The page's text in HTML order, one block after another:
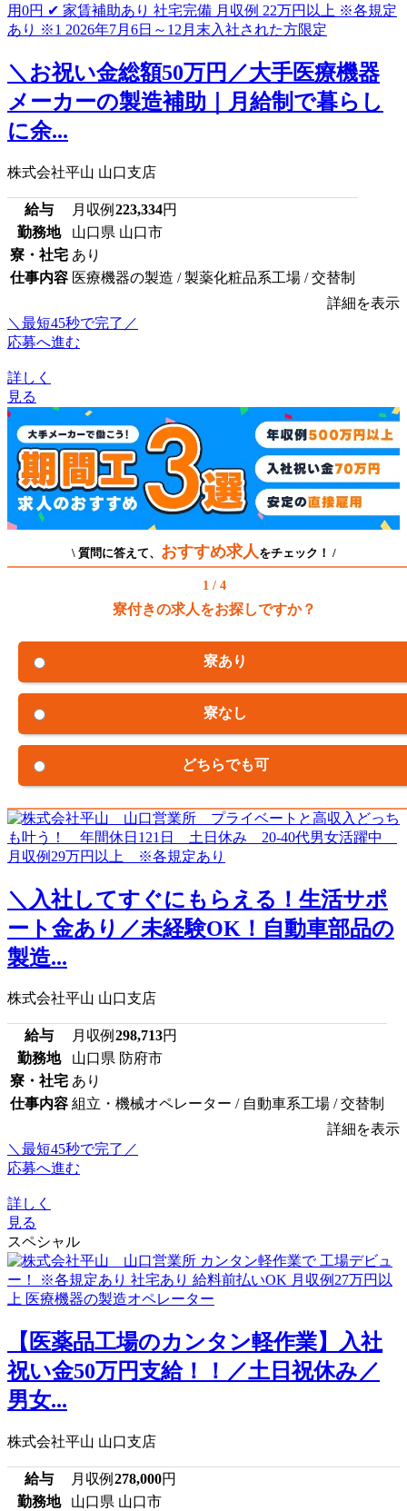
＼お祝い金総額50万円／大手医療機器
メーカーの製造補助｜月給制で暮らし
に余...
株式会社平山 山口支店
給与 月収例 223,334円
勤務地
山口県 山口市
寮・社宅 あり
仕事内容 医療機器の製造 / 製薬化粧品系工場 / 交替制
詳細を表示
＼最短45秒で完了／
応募へ進む
詳しく
見る
\ 質問に答えて、 おすすめ求人 をチェック！ /
1 / 4
寮付きの求人をお探しですか？
寮あり
寮なし
どちらでも可
＼入社してすぐにもらえる！生活サポ
ート金あり／未経験OK！自動車部品の
製造...
株式会社平山 山口支店
給与 月収例 298,713円
勤務地
山口県 防府市
寮・社宅 あり
仕事内容 組立・機械オペレーター / 自動車系工場 / 交替制
詳細を表示
＼最短45秒で完了／
応募へ進む
詳しく
見る
スペシャル
【医薬品工場のカンタン軽作業】入社
祝い金50万円支給！！／土日祝休み／
男女...
株式会社平山 山口支店
給与 月収例 278,000円
勤務地
山口県 山口市